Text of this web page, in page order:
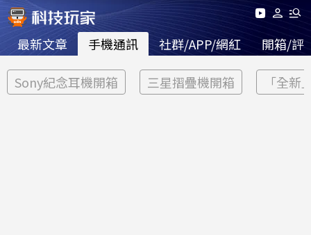
最新文章 手機通訊 社群/APP/網紅 開箱/評
Sony紀念耳機開箱 三星摺疊機開箱 「全新